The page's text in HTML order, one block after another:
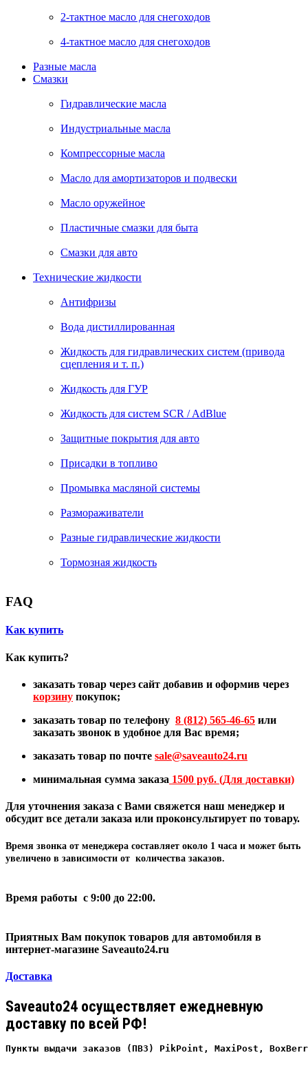
2-тактное масло для снегоходов
4-тактное масло для снегоходов
Разные масла
Смазки
Гидравлические масла
Индустриальные масла
Компрессорные масла
Масло для амортизаторов и подвески
Масло оружейное
Пластичные смазки для быта
Смазки для авто
Технические жидкости
Антифризы
Вода дистиллированная
Жидкость для гидравлических систем (привода
сцепления и т. п.)
Жидкость для ГУР
Жидкость для систем SCR / AdBlue
Защитные покрытия для авто
Присадки в топливо
Промывка масляной системы
Размораживатели
Разные гидравлические жидкости
Тормозная жидкость
FAQ
Как купить
Как купить?
заказать товар через сайт добавив и оформив через
корзину покупок;
заказать товар по телефону 8 (812) 565-46-65 или
заказать звонок в удобное для Вас время;
заказать товар по почте sale@saveauto24.ru
минимальная сумма заказа 1500 руб. (Для доставки)
Для уточнения заказа с Вами свяжется наш менеджер и
обсудит все детали заказа или проконсультирует по товару.
Время звонка от менеджера составляет около 1 часа и может быть
увеличено в зависимости от количества заказов.
Время работы с 9:00 до 22:00.
Приятных Вам покупок товаров для автомобиля в
интернет-магазине Saveauto24.ru
Доставка
Saveauto24 осуществляет ежедневную
доставку по всей РФ!
Пункты выдачи заказов (ПВЗ) PikPoint, MaxiPost,